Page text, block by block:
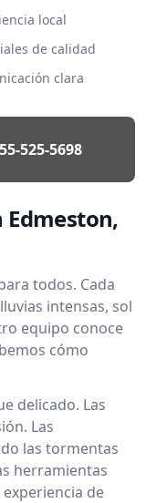
local
de calidad
clara
525-5698
Edmeston,
todos. Cada
intensas, sol
equipo conoce
cómo
delicado. Las
Las
las tormentas
herramientas
de